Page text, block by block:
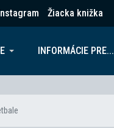
Žiacka knižka
INFORMÁCIE PRE...